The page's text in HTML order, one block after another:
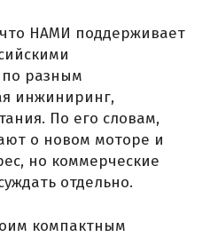
НАМИ поддерживает
разным
инжиниринг,
По его словам,
о новом моторе и
но коммерческие
отдельно.
компактным